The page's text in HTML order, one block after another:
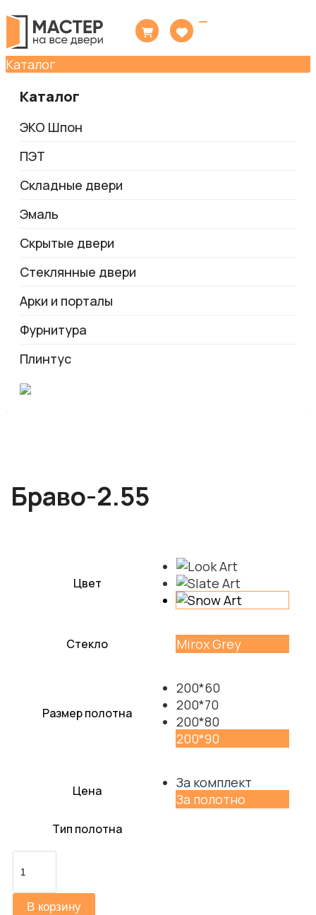
Каталог
Каталог
ЭКО Шпон
ПЭТ
Складные двери
Эмаль
Скрытые двери
Стеклянные двери
Арки и порталы
Фурнитура
Плинтус
Браво-2.55
Цвет
Стекло Mirox Grey
Размер полотна
200*60
200*70
200*80
200*90
Цена
За комплект
За полотно
Тип полотна
товара
Браво-2.55
В корзину